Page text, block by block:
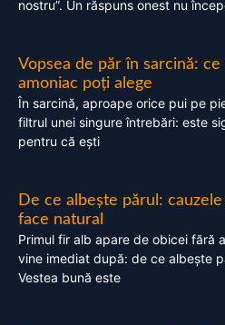
nostru”. Un răspuns onest nu
Vopsea de păr în sarcină:
amoniac poți alege
În sarcină, aproape orice pui pe
filtrul unei singure întrebări: este
pentru că ești
De ce albește părul:
face natural
Primul fir alb apare de obicei fără
vine imediat după: de ce albește
Vestea bună este